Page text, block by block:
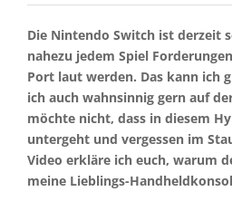
Die Nintendo Switch ist derzeit
nahezu jedem Spiel
Port laut werden. Das kann ich
ich auch wahnsinnig gern auf
möchte nicht, dass in diesem
untergeht und vergessen im
Video erkläre ich euch, warum
meine Lieblings-